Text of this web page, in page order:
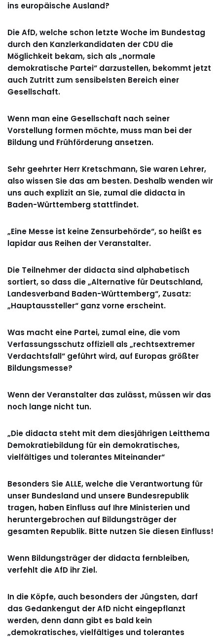
ins europäische Ausland?
Die AfD, welche schon letzte Woche im Bundestag
durch den Kanzlerkandidaten der CDU die
Möglichkeit bekam, sich als „normale
demokratische Partei“ darzustellen, bekommt jetzt
auch Zutritt zum sensibelsten Bereich einer
Gesellschaft.
Wenn man eine Gesellschaft nach seiner
Vorstellung formen möchte, muss man bei der
Bildung und Frühförderung ansetzen.
Sehr geehrter Herr Kretschmann, Sie waren Lehrer,
also wissen Sie das am besten. Deshalb wenden wir
uns auch explizit an Sie, zumal die didacta in
Baden-Württemberg stattfindet.
„Eine Messe ist keine Zensurbehörde“, so heißt es
lapidar aus Reihen der Veranstalter.
Die Teilnehmer der didacta sind alphabetisch
sortiert, so dass die„Alternative für Deutschland,
Landesverband Baden-Württemberg“, Zusatz:
„Hauptaussteller“ ganz vorne erscheint.
Was macht eine Partei, zumal eine, die vom
Verfassungsschutz offiziell als „rechtsextremer
Verdachtsfall“ geführt wird, auf Europas größter
Bildungsmesse?
Wenn der Veranstalter das zulässt, müssen wir das
noch lange nicht tun.
„Die didacta steht mit dem diesjährigen Leitthema
Demokratiebildung für ein demokratisches,
vielfältiges und tolerantes Miteinander“
Besonders Sie ALLE, welche die Verantwortung für
unser Bundesland und unsere Bundesrepublik
tragen, haben Einfluss auf Ihre Ministerien und
heruntergebrochen auf Bildungsträger der
gesamten Republik. Bitte nutzen Sie diesen Einfluss!
Wenn Bildungsträger der didacta fernbleiben,
verfehlt die AfD ihr Ziel.
In die Köpfe, auch besonders der Jüngsten, darf
das Gedankengut der AfD nicht eingepflanzt
werden, denn dann gibt es bald kein
„demokratisches, vielfältiges und tolerantes